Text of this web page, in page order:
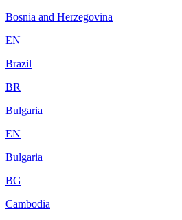
Bosnia and Herzegovina
EN
Brazil
BR
Bulgaria
EN
Bulgaria
BG
Cambodia